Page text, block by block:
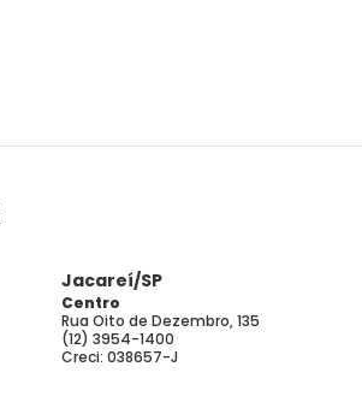
Jacareí/SP
Centro
Rua Oito de Dezembro, 135
(12) 3954-1400
Creci: 038657-J